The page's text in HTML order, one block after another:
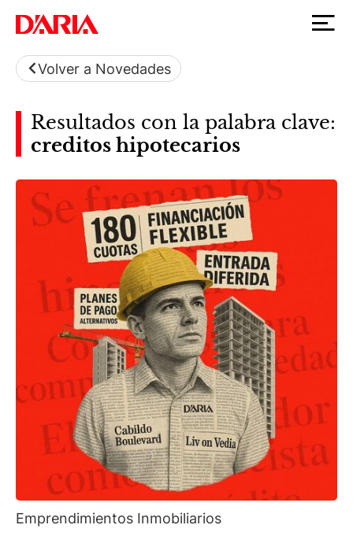
Volver a Novedades
Resultados con la palabra clave:
creditos hipotecarios
Emprendimientos Inmobiliarios